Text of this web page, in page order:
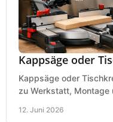
Kappsäge oder
Kappsäge oder
zu Werkstatt, Montage
12. Juni 2026